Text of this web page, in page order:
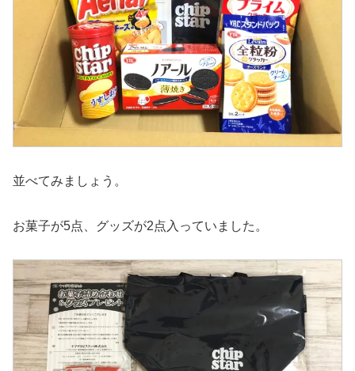
並べてみましょう。
お菓子が5点、グッズが2点入っていました。